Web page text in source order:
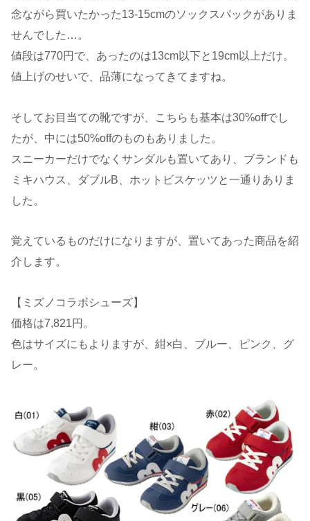
念ながら買いたかった13-15cmのソックスパックがありま
せんでした…。
値段は770円で、あったのは13cm以下と19cm以上だけ。
値上げのせいで、品薄になってきてますね。
そしてお目当ての靴ですが、こちらも基本は30%offでし
たが、中には50%offのものもありました。
スニーカーだけでなくサンダルも置いてあり、ブランドも
ミキハウス、ダブルB、ホットビスケッツと一通りありま
した。
覚えているものだけになりますが、置いてあった商品を紹
介します。
【ミズノコラボシューズ】
価格は7,821円。
色はサイズにもよりますが、紺×白、ブルー、ピンク、グ
レー。